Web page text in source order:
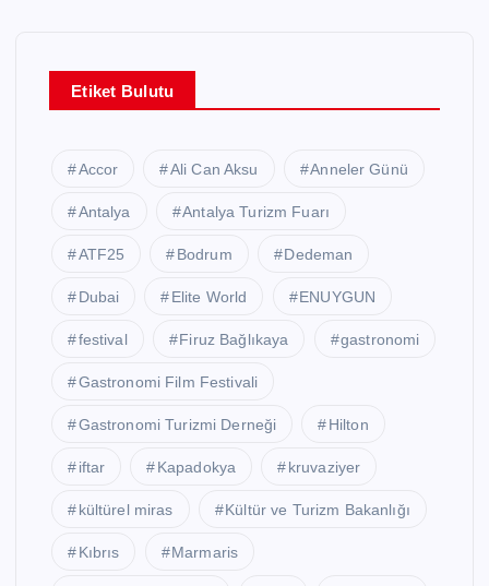
Etiket Bulutu
Accor Ali Can Aksu Anneler Günü
Antalya Antalya Turizm Fuarı
ATF25 Bodrum Dedeman
Dubai Elite World ENUYGUN
festival Firuz Bağlıkaya gastronomi
Gastronomi Film Festivali
Gastronomi Turizmi Derneği Hilton
iftar Kapadokya kruvaziyer
kültürel miras Kültür ve Turizm Bakanlığı
Kıbrıs Marmaris